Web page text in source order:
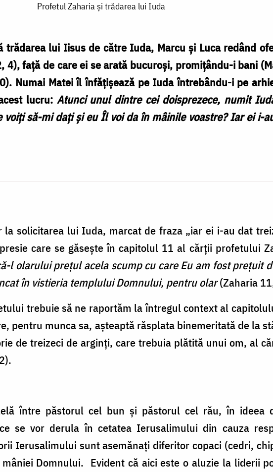
Profetul Zaharia și trădarea lui Iuda
trădarea lui Iisus de către Iuda, Marcu și Luca redând
4), față de care ei se arată bucuroși, promițându-i bani
Numai Matei îl înfățișează pe Iuda întrebându-i pe
lucru: Atunci unul dintre cei doisprezece, numit
voiţi să-mi daţi şi eu Îl voi da în mâinile voastre? Iar ei i-
solicitarea lui Iuda, marcat de fraza „iar ei i-au dat
care se găsește în capitolul 11 al cărții profetului
l olarului preţul acela scump cu care Eu am fost preţuit
în vistieria templului Domnului, pentru olar(Zaharia
trebuie să ne raportăm la întregul context al
pentru munca sa, aşteaptă răsplata binemeritată de la
de treizeci de arginți, care trebuia plătită unui om, al
între păstorul cel bun şi păstorul cel rău, în ideea
se vor derula în cetatea Ierusalimului din cauza
Ierusalimului sunt asemănați diferitor copaci (cedri,
Domnului. Evident că aici este o aluzie la liderii